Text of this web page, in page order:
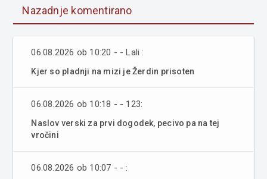
Nazadnje komentirano
06.08.2026 ob 10:20 - - Lali :
Kjer so pladnji na mizi je Žerdin prisoten
06.08.2026 ob 10:18 - - 123:
Naslov verski za prvi dogodek, pecivo pa na tej
vročini
06.08.2026 ob 10:07 - - :